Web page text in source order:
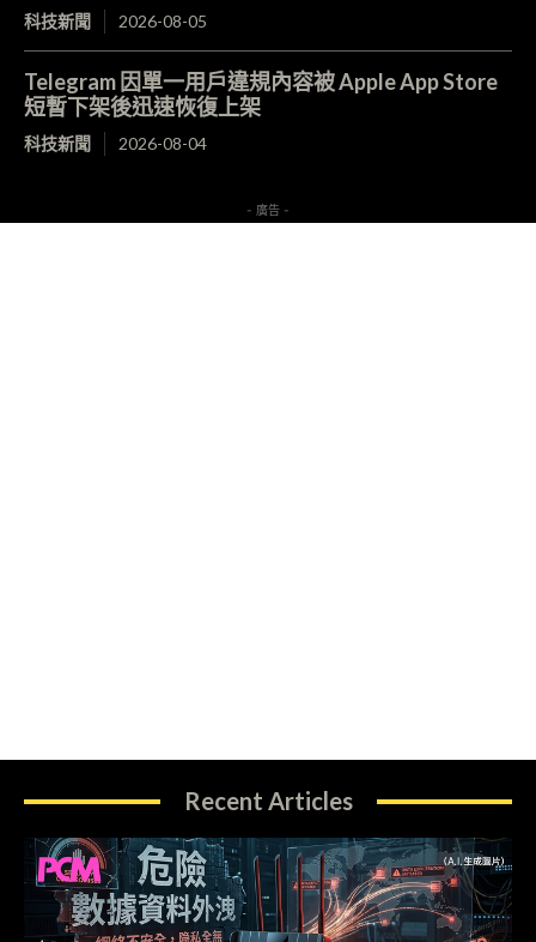
科技新聞 2026-08-05
Telegram 因單一用戶違規內容被 Apple App Store
短暫下架後迅速恢復上架
科技新聞 2026-08-04
- 廣告 -
Recent Articles